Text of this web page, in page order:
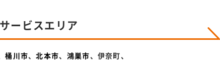
サービスエリア
桶川市、北本市、 鴻巣市 、伊奈町、